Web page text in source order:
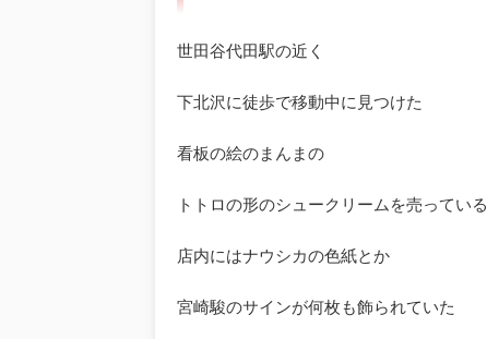
世田谷代田駅の近く
下北沢に徒歩で移動中に見つけた
看板の絵のまんまの
トトロの形のシュークリームを売っている
店内にはナウシカの色紙とか
宮崎駿のサインが何枚も飾られていた